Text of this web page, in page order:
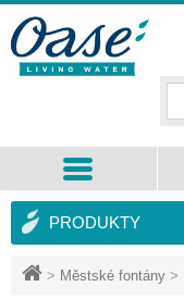
> Městské fontány >
PRODUKTY